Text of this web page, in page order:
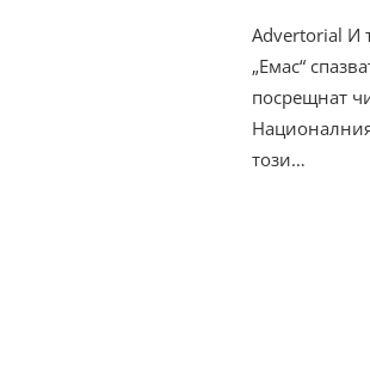
Advertorial И
„Емас“
посрещнат
този…